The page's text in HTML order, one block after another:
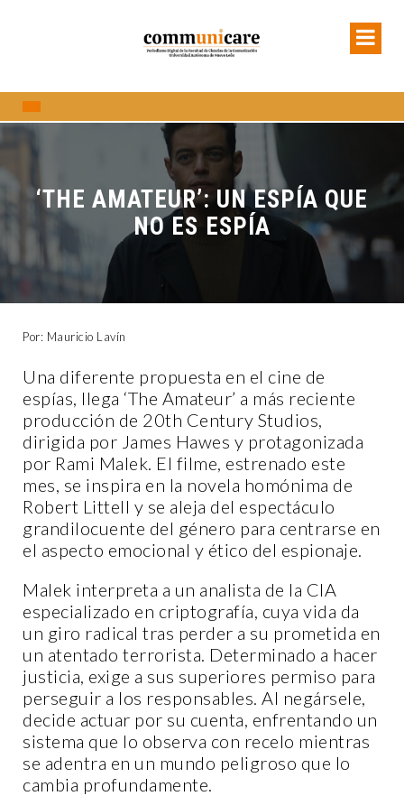
‘THE AMATEUR’: UN ESPÍA QUE
NO ES ESPÍA
Por: Mauricio Lavín
Una diferente propuesta en el cine de
espías, llega ‘The Amateur’ a más reciente
producción de 20th Century Studios,
dirigida por James Hawes y protagonizada
por Rami Malek. El filme, estrenado este
mes, se inspira en la novela homónima de
Robert Littell y se aleja del espectáculo
grandilocuente del género para centrarse en
el aspecto emocional y ético del espionaje.
Malek interpreta a un analista de la CIA
especializado en criptografía, cuya vida da
un giro radical tras perder a su prometida en
un atentado terrorista. Determinado a hacer
justicia, exige a sus superiores permiso para
perseguir a los responsables. Al negársele,
decide actuar por su cuenta, enfrentando un
sistema que lo observa con recelo mientras
se adentra en un mundo peligroso que lo
cambia profundamente.